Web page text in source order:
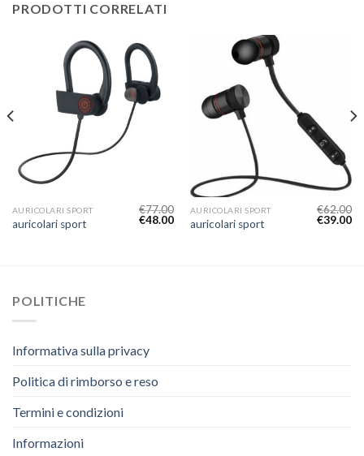
PRODOTTI CORRELATI
AURICOLARI SPORT
auricolari sport
€77.00
€48.00
AURICOLARI SPORT
auricolari sport
€62.00
€39.00
POLITICHE
Informativa sulla privacy
Politica di rimborso e reso
Termini e condizioni
Informazioni